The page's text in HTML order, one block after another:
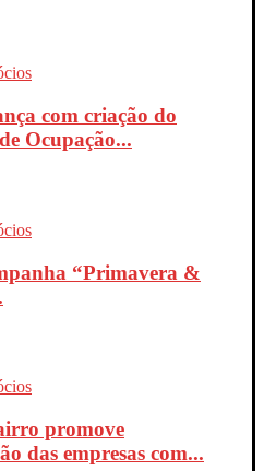
com criação do
Ocupação...
“Primavera &
promove
das empresas com...